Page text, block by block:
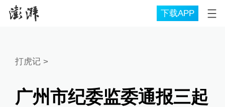
下载APP
打虎记>
广州市纪委监委通报三起